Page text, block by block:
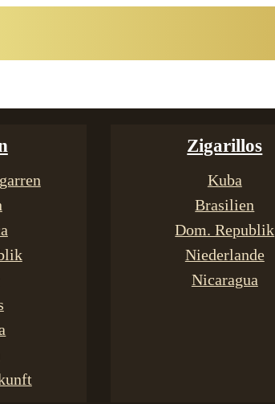
Zigarillos
Kuba
Brasilien
Dom. Republik
Niederlande
Nicaragua